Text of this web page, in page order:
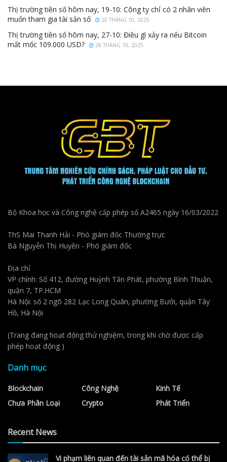
Thị trường tiền số hôm nay, 19-10: Công ty chỉ có 2 nhân viên
muốn tham gia tài sản số
20 THÁNG 10, 2025
Thị trường tiền số hôm nay, 27-10: Điều gì xảy ra nếu Bitcoin
mất mốc 109.000 USD?
28 THÁNG 10, 2025
Bộ Khoa học và Công nghệ cấp phép số A2465 ngày 16/03/2022
ThS Mai Thanh Hải - Phó giám đốc Thường trực
Bà Nguyễn Thị Huyền - Phó giám đốc
Địa chỉ
VP chính: Số 412, đường Huỳnh Tấn Phát, phường Bình Thuận,
quận 7, TP.HCM
Hà Nội: số 2 ngõ 282 Lạc Long Quân, phường Bưởi, quận Tây
Hồ, Hà Nội
(Trang đang hoạt động thử nghiệm, trong khi chờ được cấp
phép hoạt động )
Danh mục
Blockchain
Chưa Phân Loại
Công Nghệ
Crypto
Kinh Tế
Phát Triển
Recent News
Vi phạm liên quan đến tài sản mã hóa có thể bị